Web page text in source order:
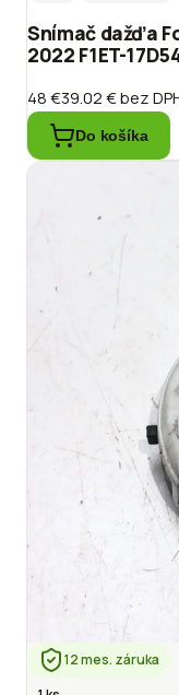
Snímač dažďa
2022 F1ET-
48 €39.02 €bez
Do košíka
12 mes. záruka